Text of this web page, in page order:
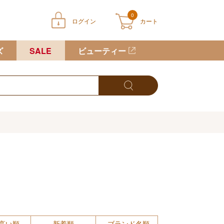
ログイン
0
カート
に商品が入っていません
SALE ビューティー